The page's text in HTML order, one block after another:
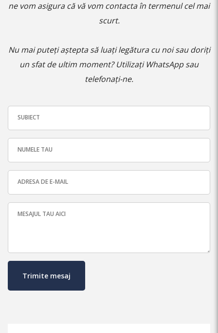
ne vom asigura că vă vom contacta în termenul cel mai
scurt.
Nu mai puteți aștepta să luați legătura cu noi sau doriți
un sfat de ultim moment? Utilizați WhatsApp sau
telefonați-ne.
SUBIECT
NUMELE TAU
ADRESA DE E-MAIL
MESAJUL TAU AICI